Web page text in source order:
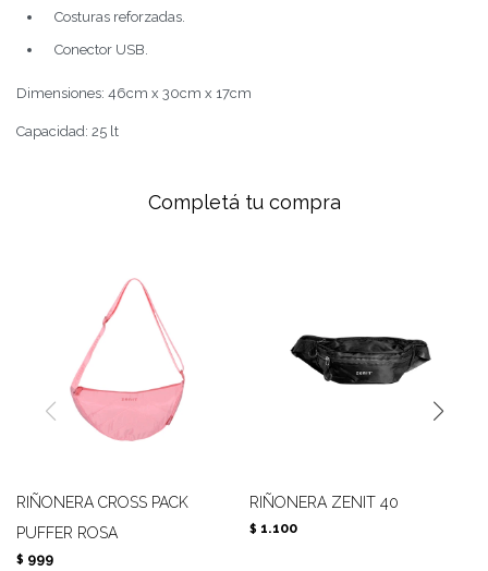
Costuras reforzadas.
Conector USB.
Dimensiones: 46cm x 30cm x 17cm
Capacidad: 25 lt
Completá tu compra
RIÑONERA CROSS PACK
PUFFER ROSA
$ 999
RIÑONERA ZENIT 40
$ 1.100